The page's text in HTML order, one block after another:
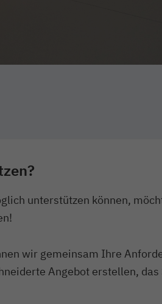
unterstützen können,
wir gemeinsam Ihre
Angebot erstellen,